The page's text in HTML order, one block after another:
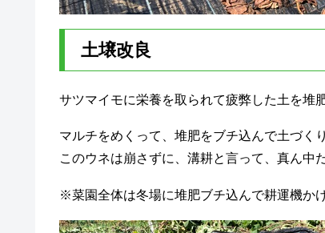
土壌改良
サツマイモに栄養を取られて疲弊した土を堆
マルチをめくって、堆肥をブチ込んで土づく
このウネは崩さずに、溝耕と言って、真ん中
※菜園全体は冬場に堆肥ブチ込んで耕運機か